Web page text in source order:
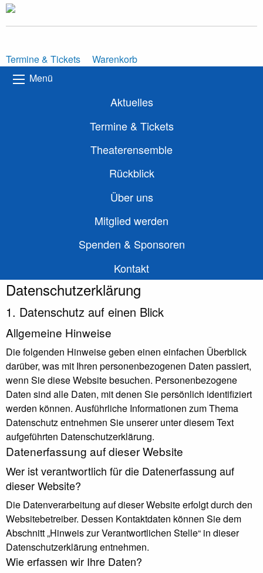
Termine & Tickets
Warenkorb
Menü
Aktuelles
Termine & Tickets
Theaterensemble
Rückblick
Über uns
Mitglied werden
Spenden & Sponsoren
Kontakt
Datenschutz­erklärung
1. Datenschutz auf einen Blick
Allgemeine Hinweise
Die folgenden Hinweise geben einen einfachen Überblick
darüber, was mit Ihren personenbezogenen Daten passiert,
wenn Sie diese Website besuchen. Personenbezogene
Daten sind alle Daten, mit denen Sie persönlich identifiziert
werden können. Ausführliche Informationen zum Thema
Datenschutz entnehmen Sie unserer unter diesem Text
aufgeführten Datenschutzerklärung.
Datenerfassung auf dieser Website
Wer ist verantwortlich für die Datenerfassung auf
dieser Website?
Die Datenverarbeitung auf dieser Website erfolgt durch den
Websitebetreiber. Dessen Kontaktdaten können Sie dem
Abschnitt „Hinweis zur Verantwortlichen Stelle“ in dieser
Datenschutzerklärung entnehmen.
Wie erfassen wir Ihre Daten?